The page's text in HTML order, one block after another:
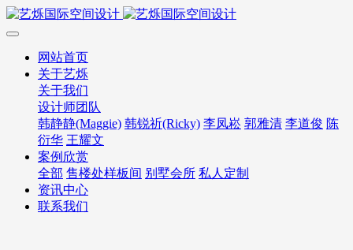
网站首页
关于艺烁
关于我们
设计师团队
韩静静(Maggie) 韩锐祈(Ricky) 李凤崧 郭雅清 李道俊 陈
衍华 王耀文
案例欣赏
全部 售楼处样板间 别墅会所 私人定制
资讯中心
联系我们